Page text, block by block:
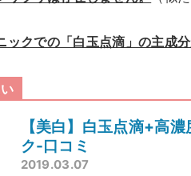
ックでの「白玉点滴」の主成
【美白】白玉点滴+高
ク-口コミ
2019.03.07